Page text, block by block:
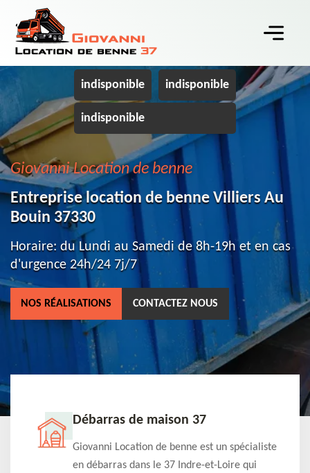
indisponible indisponible
indisponible
Giovanni Location de benne
Entreprise location de benne Villiers Au
Bouin 37330
Horaire: du Lundi au Samedi de 8h-19h et en cas
d'urgence 24h/24 7j/7
NOS RÉALISATIONS CONTACTEZ NOUS
Débarras de maison 37
Giovanni Location de benne est un spécialiste
en débarras dans le 37 Indre-et-Loire qui